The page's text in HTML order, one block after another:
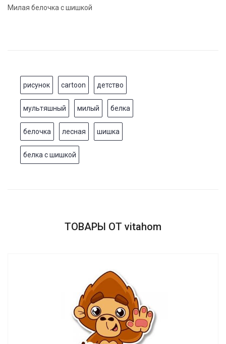
Милая белочка с шишкой
рисунок cartoon детство
мультяшный милый белка
белочка лесная шишка
белка с шишкой
ТОВАРЫ ОТ vitahom